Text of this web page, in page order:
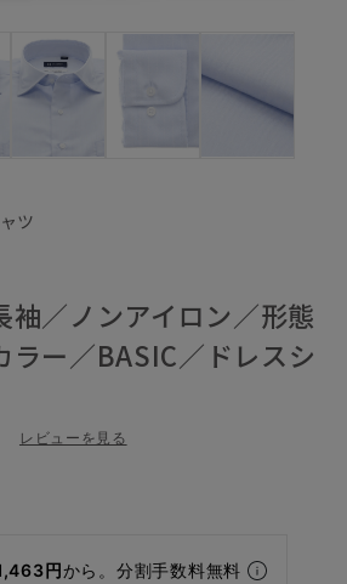
ツ
袖／ノンアイロン／形態
ラー／BASIC／ドレスシ
レビューを見る
円から。分割手数料無料